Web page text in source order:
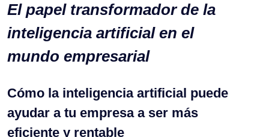
El papel transformador de la
inteligencia artificial en el
mundo empresarial
Cómo la inteligencia artificial puede
ayudar a tu empresa a ser más
eficiente y rentable